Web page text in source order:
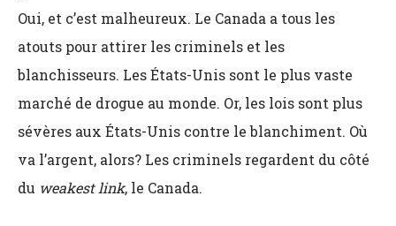
Oui, et c’est malheureux. Le Canada a tous les
atouts pour attirer les criminels et les
blanchisseurs. Les États-Unis sont le plus vaste
marché de drogue au monde. Or, les lois sont plus
sévères aux États-Unis contre le blanchiment. Où
va l’argent, alors? Les criminels regardent du côté
du weakest link, le Canada.